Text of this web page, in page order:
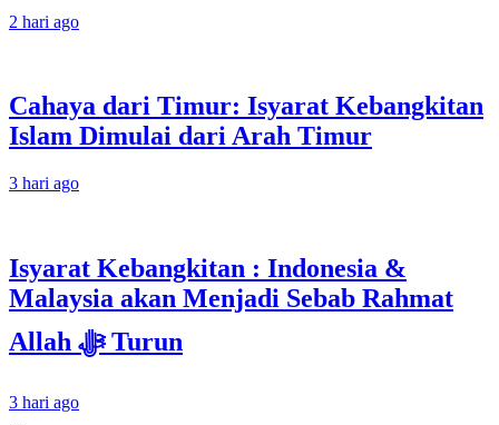
2 hari ago
Cahaya dari Timur: Isyarat Kebangkitan
Islam Dimulai dari Arah Timur
3 hari ago
Isyarat Kebangkitan : Indonesia &
Malaysia akan Menjadi Sebab Rahmat
Allah ﷻ Turun
3 hari ago